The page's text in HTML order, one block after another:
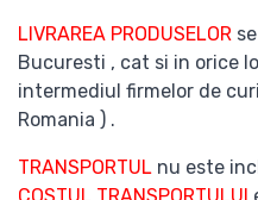
LIVRAREA PRODUSELOR
Bucuresti , cat si in orice
intermediul firmelor de
Romania ) .
TRANSPORTUL nu este